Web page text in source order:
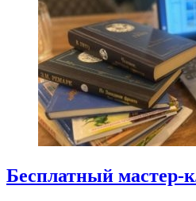
Бесплатный мастер-